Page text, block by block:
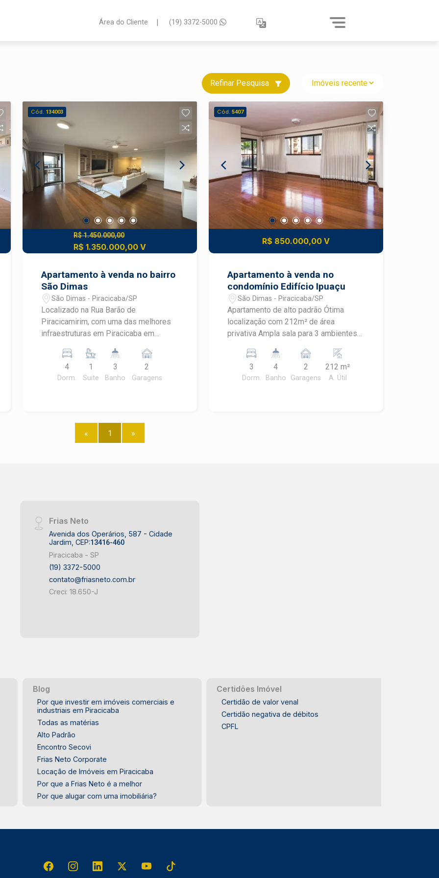
Área do Cliente | (19) 3372-5000
Refinar Pesquisa
Cód. 134003
R$ 1.450.000,00
R$ 1.350.000,00 V
Apartamento à venda no bairro
São Dimas
São Dimas - Piracicaba/SP
Localizado na Rua Barão de
Piracicamirim, com uma das melhores
infraestruturas em Piracicaba em
apartamento de alto padrão está em um
dos bairros mais nobres da cidade, o
São Dimas. - 211m² de área útil; -
4
Dorm.
1
Suite
3
Banho
2
Garagens
Cód. 5407
R$ 850.000,00 V
Apartamento à venda no
condomínio Edifício Ipuaçu
São Dimas - Piracicaba/SP
Apartamento de alto padrão Ótima
localização com 212m² de área
privativa Ampla sala para 3 ambientes
dormitórios com armários sendo uma
suíte com hidro Banheiro social com
box de vidro Cozinha planejada
3
Dorm.
4
Banho
2
Garagens
212 m²
A. Útil
« 1 »
Frias Neto
Avenida dos Operários, 587 - Cidade
Jardim, CEP:13416-460
Piracicaba - SP
(19) 3372-5000
contato@friasneto.com.br
Creci: 18.650-J
Blog
Por que investir em imóveis comerciais e
industriais em Piracicaba
Todas as matérias
Alto Padrão
Encontro Secovi
Frias Neto Corporate
Locação de Imóveis em Piracicaba
Por que a Frias Neto é a melhor
Por que alugar com uma imobiliária?
Certidões Imóvel
Certidão de valor venal
Certidão negativa de débitos
CPFL